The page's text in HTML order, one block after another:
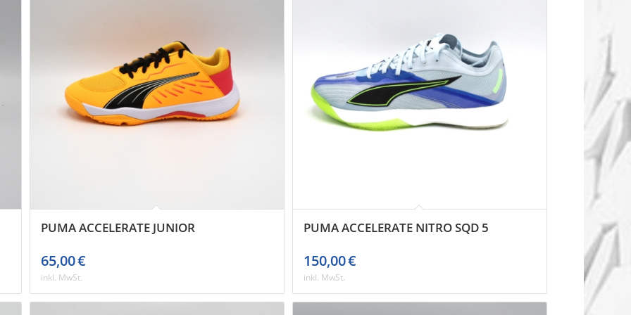
PUMA ACCELERATE JUNIOR
65,00€
inkl. MwSt.
PUMA ACCELERATE NITRO SQD 5
150,00€
inkl. MwSt.